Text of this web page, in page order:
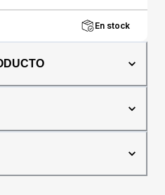
a alguno de los
a niños menores
de los niños.
nutricionales en dosis
se encuentran en las
y deporte saludable.
En stock